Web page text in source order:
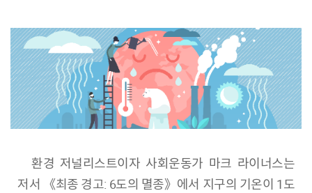
환경 저널리스트이자 사회운동가 마크 라이너스는
저서 《최종 경고: 6도의 멸종》에서 지구의 기온이 1도